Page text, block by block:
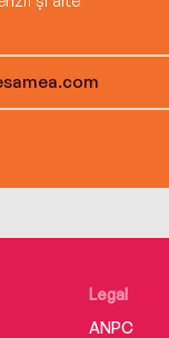
Legal
ANPC